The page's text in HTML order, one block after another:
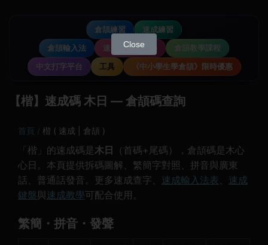
倉頡練習
速成練習
倉頡輸入法
速成輸入法教學
倉頡教學課程
中文打字平台
工具 《中小學生學倉頡》限時優惠
【楷】速成碼 木日 — 倉頡碼查詢
首頁 楷 ( 速成 | 倉頡 )
「楷」的速成碼是 木日
（首碼+尾碼），倉頡碼是木心
心日。本頁提供拆碼圖解、繁簡字對照、拼音與廣東
話、普通話發音。更多速成查字、 速成輸入法表、 速成
鍵盤與速成教學可配合使用。
繁簡・拼音・發聲
Close